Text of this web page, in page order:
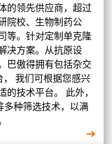
的领先供应商，超过
院校、生物制药公
等。针对定制单克隆
决方案。从抗原设
巴傲得拥有包括杂交
我们可根据您感兴
技术平台。 此外，
多种筛选技术，以满